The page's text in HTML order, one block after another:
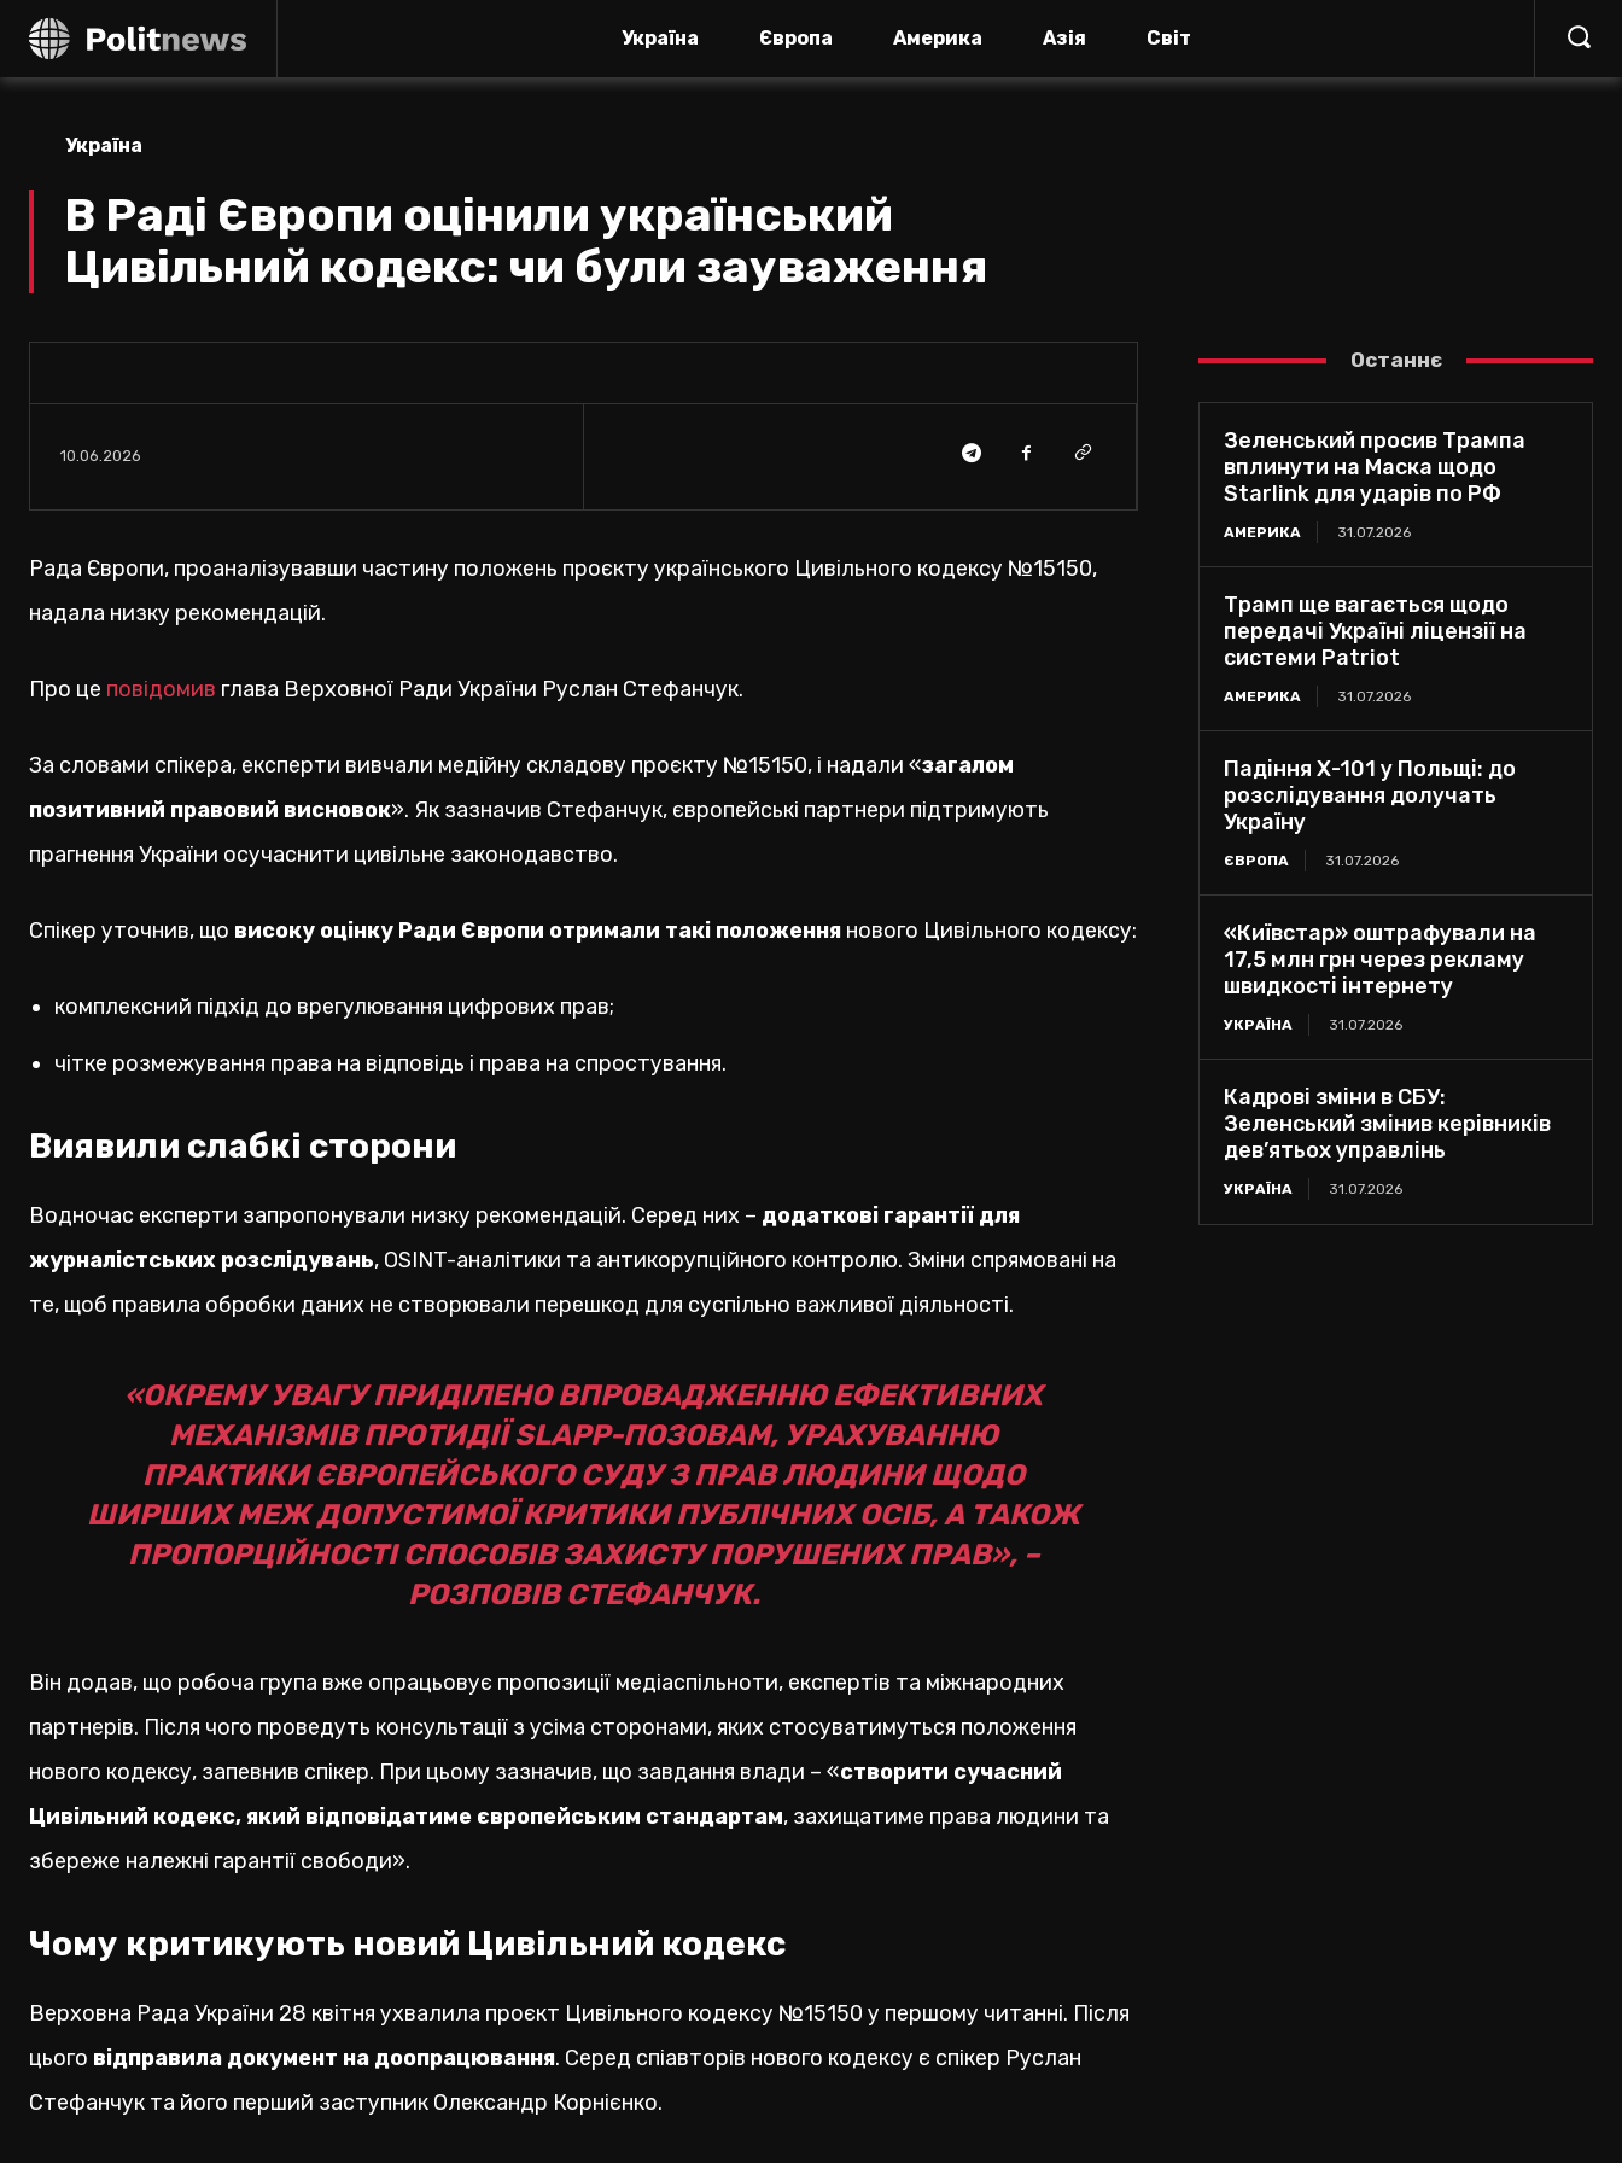
Україна Європа Америка Азія Світ
Україна
В Раді Європи оцінили український
Цивільний кодекс: чи були зауваження
10.06.2026
Рада Європи, проаналізувавши частину положень проєкту українського Цивільного кодексу №15150,
надала низку рекомендацій.
Про це повідомив глава Верховної Ради України Руслан Стефанчук.
За словами спікера, експерти вивчали медійну складову проєкту №15150, і надали «загалом
позитивний правовий висновок». Як зазначив Стефанчук, європейські партнери підтримують
прагнення України осучаснити цивільне законодавство.
Спікер уточнив, що високу оцінку Ради Європи отримали такі положення нового Цивільного кодексу:
комплексний підхід до врегулювання цифрових прав;
чітке розмежування права на відповідь і права на спростування.
Виявили слабкі сторони
Водночас експерти запропонували низку рекомендацій. Серед них – додаткові гарантії для
журналістських розслідувань, OSINT-аналітики та антикорупційного контролю. Зміни спрямовані на
те, щоб правила обробки даних не створювали перешкод для суспільно важливої діяльності.
«ОКРЕМУ УВАГУ ПРИДІЛЕНО ВПРОВАДЖЕННЮ ЕФЕКТИВНИХ
МЕХАНІЗМІВ ПРОТИДІЇ SLAPP-ПОЗОВАМ, УРАХУВАННЮ
ПРАКТИКИ ЄВРОПЕЙСЬКОГО СУДУ З ПРАВ ЛЮДИНИ ЩОДО
ШИРШИХ МЕЖ ДОПУСТИМОЇ КРИТИКИ ПУБЛІЧНИХ ОСІБ, А ТАКОЖ
ПРОПОРЦІЙНОСТІ СПОСОБІВ ЗАХИСТУ ПОРУШЕНИХ ПРАВ», –
РОЗПОВІВ СТЕФАНЧУК.
Він додав, що робоча група вже опрацьовує пропозиції медіаспільноти, експертів та міжнародних
партнерів. Після чого проведуть консультації з усіма сторонами, яких стосуватимуться положення
нового кодексу, запевнив спікер. При цьому зазначив, що завдання влади – «створити сучасний
Цивільний кодекс, який відповідатиме європейським стандартам, захищатиме права людини та
збереже належні гарантії свободи».
Чому критикують новий Цивільний кодекс
Верховна Рада України 28 квітня ухвалила проєкт Цивільного кодексу №15150 у першому читанні. Після
цього відправила документ на доопрацювання. Серед спіавторів нового кодексу є спікер Руслан
Стефанчук та його перший заступник Олександр Корнієнко.
Останнє
Зеленський просив Трампа
вплинути на Маска щодо
Starlink для ударів по РФ
АМЕРИКА 31.07.2026
Трамп ще вагається щодо
передачі Україні ліцензії на
системи Patriot
АМЕРИКА 31.07.2026
Падіння Х-101 у Польщі: до
розслідування долучать
Україну
ЄВРОПА 31.07.2026
«Київстар» оштрафували на
17,5 млн грн через рекламу
швидкості інтернету
УКРАЇНА 31.07.2026
Кадрові зміни в СБУ:
Зеленський змінив керівників
дев’ятьох управлінь
УКРАЇНА 31.07.2026